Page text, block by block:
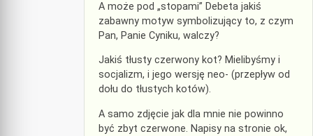
A może pod „stopami” Debeta jakiś
zabawny motyw symbolizujący to, z czym
Pan, Panie Cyniku, walczy?
Jakiś tłusty czerwony kot? Mielibyśmy i
socjalizm, i jego wersję neo- (przepływ od
dołu do tłustych kotów).
A samo zdjęcie jak dla mnie nie powinno
być zbyt czerwone. Napisy na stronie ok,